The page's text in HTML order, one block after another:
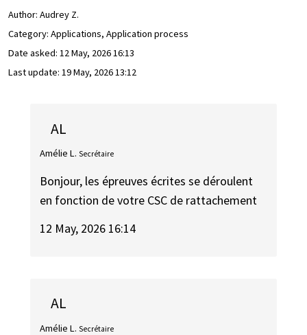
Author: Audrey Z.
Category: Applications, Application process
Date asked: 12 May, 2026 16:13
Last update: 19 May, 2026 13:12
AL
Amélie L. Secrétaire
Bonjour, les épreuves écrites se déroulent
en fonction de votre CSC de rattachement
12 May, 2026 16:14
AL
Amélie L. Secrétaire